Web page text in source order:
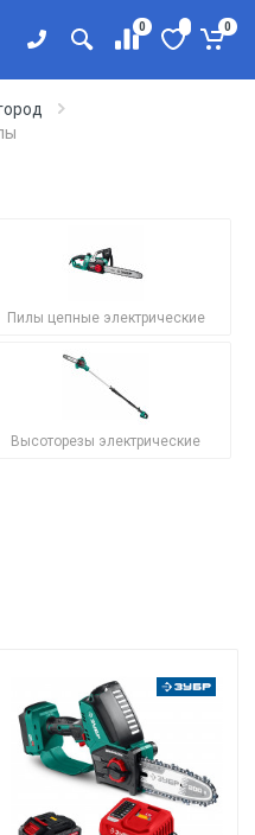
0 0
Пилы цепные электрические
Высоторезы электрические